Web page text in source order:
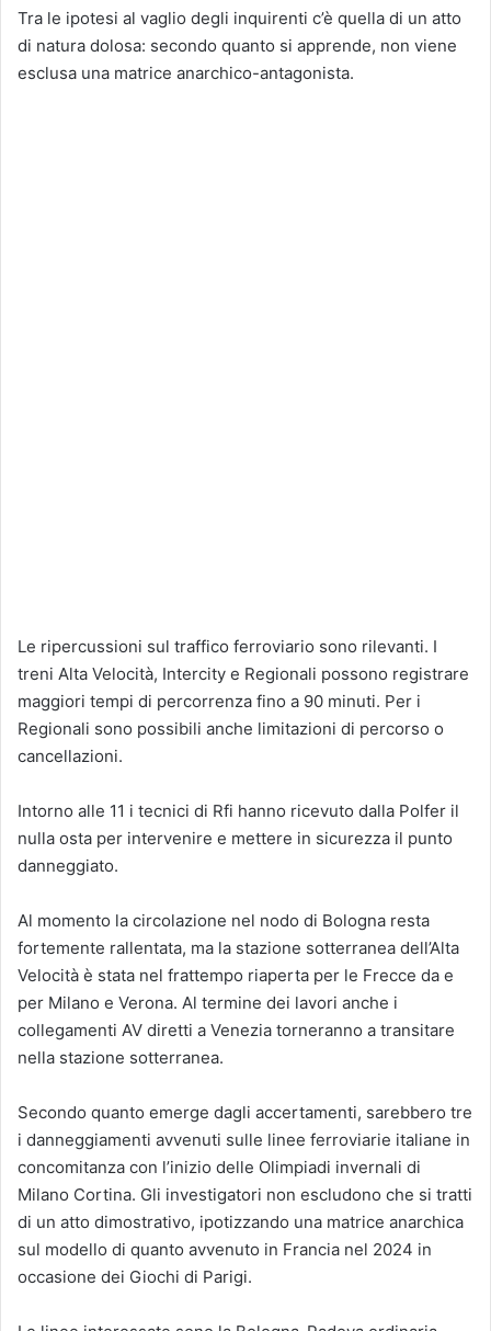
Tra le ipotesi al vaglio degli inquirenti c’è quella di un atto
di natura dolosa: secondo quanto si apprende, non viene
esclusa una matrice anarchico-antagonista.
Le ripercussioni sul traffico ferroviario sono rilevanti. I
treni Alta Velocità, Intercity e Regionali possono registrare
maggiori tempi di percorrenza fino a 90 minuti. Per i
Regionali sono possibili anche limitazioni di percorso o
cancellazioni.
Intorno alle 11 i tecnici di Rfi hanno ricevuto dalla Polfer il
nulla osta per intervenire e mettere in sicurezza il punto
danneggiato.
Al momento la circolazione nel nodo di Bologna resta
fortemente rallentata, ma la stazione sotterranea dell’Alta
Velocità è stata nel frattempo riaperta per le Frecce da e
per Milano e Verona. Al termine dei lavori anche i
collegamenti AV diretti a Venezia torneranno a transitare
nella stazione sotterranea.
Secondo quanto emerge dagli accertamenti, sarebbero tre
i danneggiamenti avvenuti sulle linee ferroviarie italiane in
concomitanza con l’inizio delle Olimpiadi invernali di
Milano Cortina. Gli investigatori non escludono che si tratti
di un atto dimostrativo, ipotizzando una matrice anarchica
sul modello di quanto avvenuto in Francia nel 2024 in
occasione dei Giochi di Parigi.